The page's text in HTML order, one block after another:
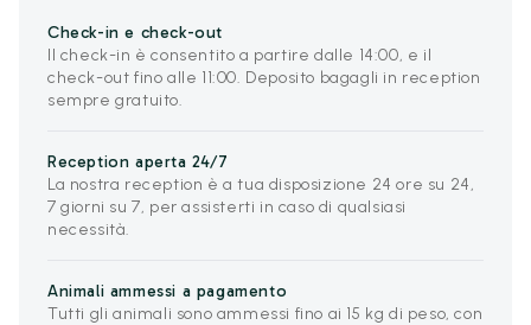
Check-in e check-out
Il check-in è consentito a partire dalle 14:00, e il
check-out fino alle 11:00. Deposito bagagli in reception
sempre gratuito.
Reception aperta 24/7
La nostra reception è a tua disposizione 24 ore su 24,
7 giorni su 7, per assisterti in caso di qualsiasi
necessità.
Animali ammessi a pagamento
Tutti gli animali sono ammessi fino ai 15 kg di peso, con